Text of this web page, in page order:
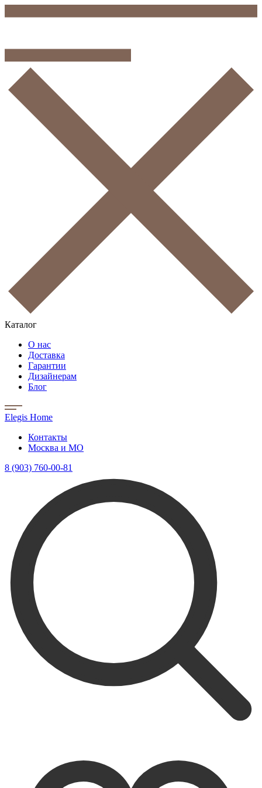
Каталог
О нас
Доставка
Гарантии
Дизайнерам
Блог
Elegis Home
Контакты
Москва и МО
8 (903) 760-00-81